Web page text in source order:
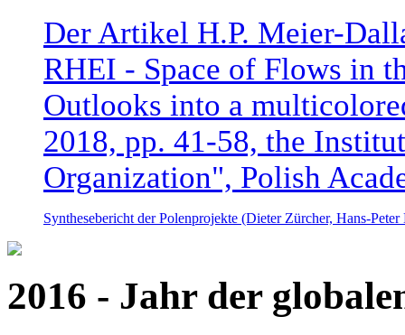
Der Artikel H.P. Meier-
RHEI - Space of Flows in
Outlooks into a
2018, pp. 41-58, the
Organization", Polish
Synthesebericht der Polenprojekte (Dieter Zürcher, Hans-
2016 - Jahr der